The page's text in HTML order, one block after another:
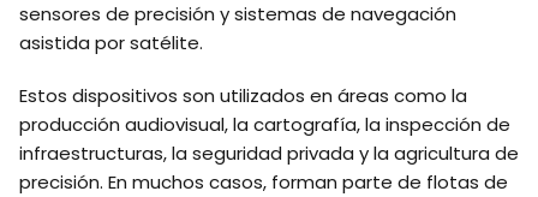
sensores de precisión y sistemas de navegación
asistida por satélite.
Estos dispositivos son utilizados en áreas como la
producción audiovisual, la cartografía, la inspección de
infraestructuras, la seguridad privada y la agricultura de
precisión. En muchos casos, forman parte de flotas de